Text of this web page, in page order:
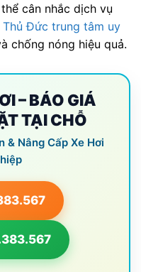
cân nhắc dịch vụ
Đức trung tâm uy
chống nóng hiệu quả.
– BÁO GIÁ
TẠI CHỖ
& Nâng Cấp Xe Hơi